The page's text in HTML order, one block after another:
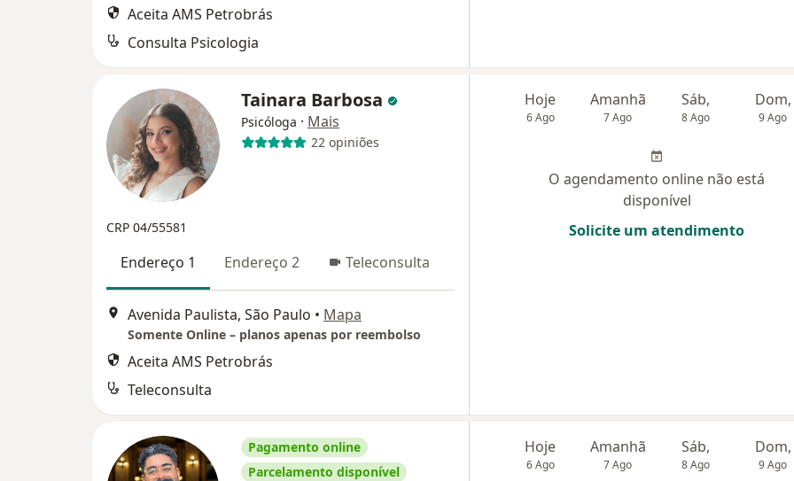
Aceita AMS Petrobrás
Consulta Psicologia
Tainara Barbosa
Psicóloga · Mais
22 opiniões
CRP 04/55581
Endereço 1 Endereço 2 Teleconsulta
Avenida Paulista, São Paulo • Mapa
Somente Online – planos apenas por reembolso
Aceita AMS Petrobrás
Teleconsulta
Hoje
6 Ago
Amanhã
7 Ago
Sáb,
8 Ago
Dom,
9 Ago
O agendamento online não está
disponível
Solicite um atendimento
Pagamento online
Parcelamento disponível
Hoje
6 Ago
Amanhã
7 Ago
Sáb,
8 Ago
Dom,
9 Ago